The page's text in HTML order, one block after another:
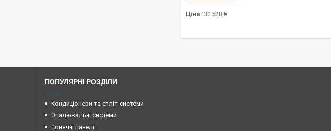
Ціна: 30 528 ₴
ПОПУЛЯРНІ РОЗДІЛИ
Кондиціонери та спліт-системи
Опалювальні системи
Сонячні панелі